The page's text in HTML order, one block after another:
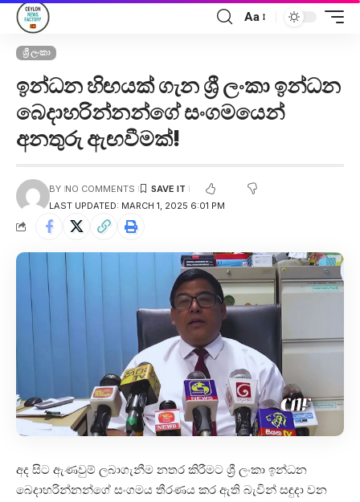
Aa
ශ්‍රී ලංකා
ඉන්ධන හිඟයක් ගැන ශ්‍රී ලංකා ඉන්ධන
බෙදාහරින්නන්ගේ සංගමයෙන්
අනතුරු ඇඟවීමක්!
LAST UPDATED: MARCH 1, 2025 6:01 PM
BY NO COMMENTS
අද සිට ඇණවුම් ලබාගැනීම නතර කිරීමට ශ්‍රී ලංකා ඉන්ධන
බෙදාහරින්නන්ගේ සංගමය තීරණය කර ඇති බැවින් සඳුදා වන